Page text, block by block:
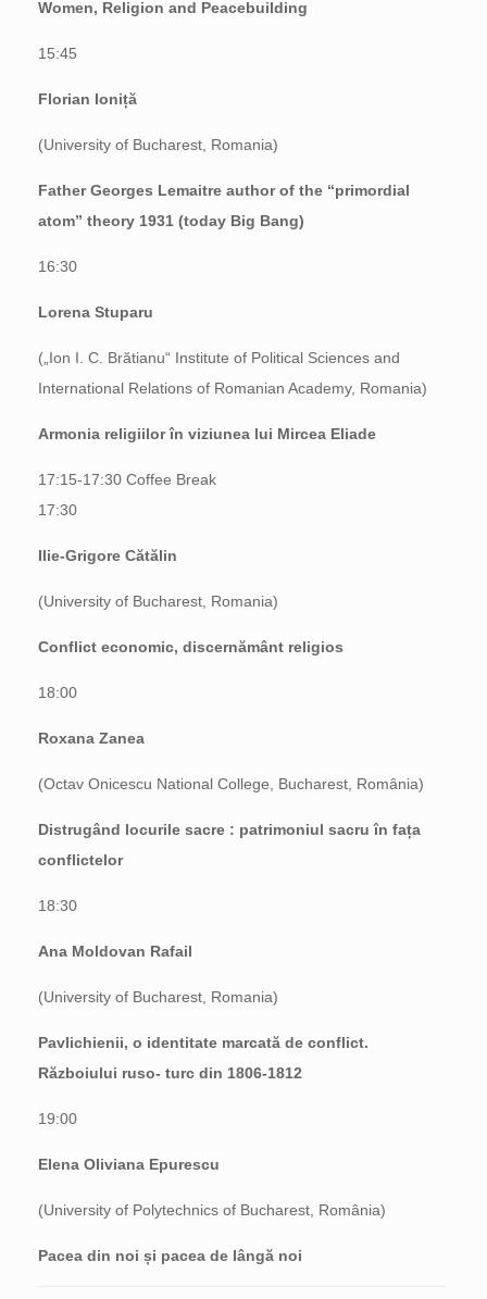
Women, Religion and Peacebuilding
15:45
Florian Ioniță
(University of Bucharest, Romania)
Father Georges Lemaitre author of the “primordial
atom” theory 1931 (today Big Bang)
16:30
Lorena Stuparu
(„Ion I. C. Brătianu“ Institute of Political Sciences and
International Relations of Romanian Academy, Romania)
Armonia religiilor în viziunea lui Mircea Eliade
17:15-17:30 Coffee Break
17:30
Ilie-Grigore Cătălin
(University of Bucharest, Romania)
Conflict economic, discernământ religios
18:00
Roxana Zanea
(Octav Onicescu National College, Bucharest, România)
Distrugând locurile sacre : patrimoniul sacru în fața
conflictelor
18:30
Ana Moldovan Rafail
(University of Bucharest, Romania)
Pavlichienii, o identitate marcată de conflict.
Războiului ruso- turc din 1806-1812
19:00
Elena Oliviana Epurescu
(University of Polytechnics of Bucharest, România)
Pacea din noi și pacea de lângă noi